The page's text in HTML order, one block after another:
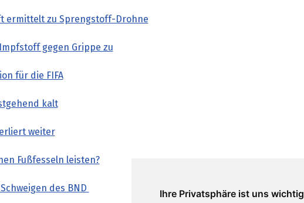
Ihre Privatsphäre ist uns wichtig
ermittelt zu Sprengstoff-Drohne
gegen Grippe zu
für die FIFA
kalt
weiter
Fußfesseln leisten?
des BND